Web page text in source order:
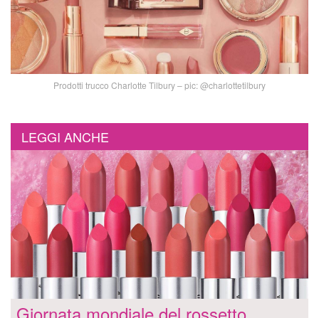
Prodotti trucco Charlotte Tilbury – pic: @charlottetilbury
LEGGI ANCHE